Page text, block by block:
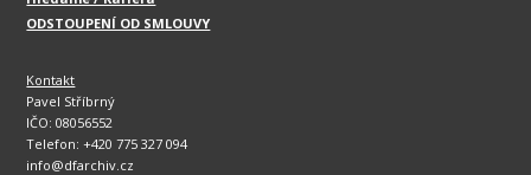
ODSTOUPENÍ OD SMLOUVY
Kontakt
Pavel Stříbrný
IČO: 08056552
Telefon: +420 775 327 094
info@dfarchiv.cz